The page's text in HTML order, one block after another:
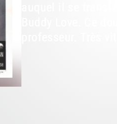
auquel il se
Buddy Love. Ce